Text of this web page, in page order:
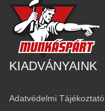
KIADVÁNYAINK
Adatvédelmi Tájékoztató